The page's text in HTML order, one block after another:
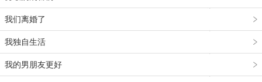
我们离婚了
我独自生活
我的男朋友更好